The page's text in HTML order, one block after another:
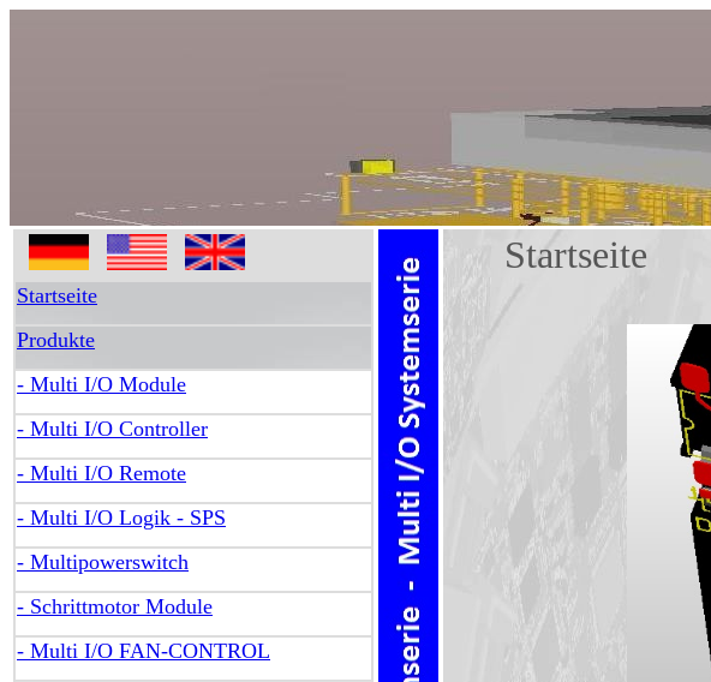
Startseite
Produkte
- Multi I/O Module
- Multi I/O Controller
- Multi I/O Remote
- Multi I/O Logik - SPS
- Multipowerswitch
- Schrittmotor Module
- Multi I/O FAN-CONTROL
Startseite